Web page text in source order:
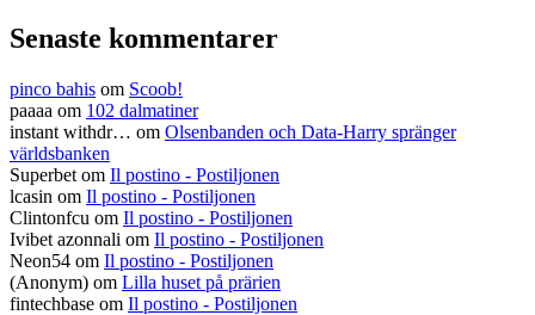
Senaste kommentarer
pinco bahis om Scoob!
paaaa om 102 dalmatiner
instant withdr… om Olsenbanden och Data-Harry spränger
världsbanken
Superbet om Il postino - Postiljonen
lcasin om Il postino - Postiljonen
Clintonfcu om Il postino - Postiljonen
Ivibet azonnali om Il postino - Postiljonen
Neon54 om Il postino - Postiljonen
(Anonym) om Lilla huset på prärien
fintechbase om Il postino - Postiljonen